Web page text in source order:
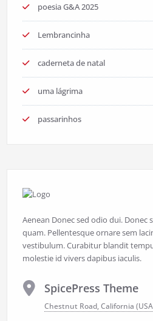
poesia G&A 2025
Lembrancinha
caderneta de natal
uma lágrima
passarinhos
Aenean Donec sed odio dui. Donec
quam. Pellentesque ornare sem
vestibulum. Curabitur blandit
molestie id vivers dapibus iaculis.
SpicePress Theme
Chestnut Road, California